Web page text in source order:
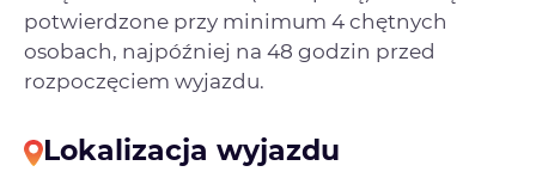
potwierdzone przy minimum 4 chętnych
osobach, najpóźniej na 48 godzin przed
rozpoczęciem wyjazdu.
Lokalizacja wyjazdu